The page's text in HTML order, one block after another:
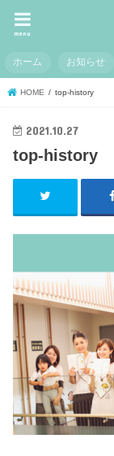
menu
ホーム お知らせ
HOME top-history
2021.10.27
top-history